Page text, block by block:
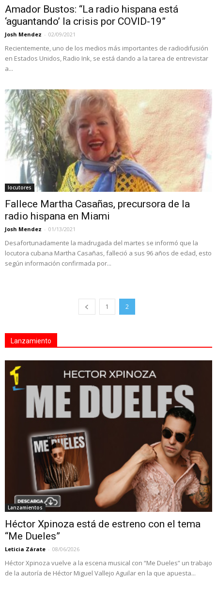
Amador Bustos: “La radio hispana está
‘aguantando’ la crisis por COVID-19”
Josh Mendez - 02/09/2021
Recientemente, uno de los medios más importantes de radiodifusión
en Estados Unidos, Radio Ink, se está dando a la tarea de entrevistar
a...
locutores
Fallece Martha Casañas, precursora de la
radio hispana en Miami
Josh Mendez - 01/13/2021
Desafortunadamente la madrugada del martes se informó que la
locutora cubana Martha Casañas, falleció a sus 96 años de edad, esto
según información confirmada por...
1 2
Lanzamiento
Lanzamientos
Héctor Xpinoza está de estreno con el tema
“Me Dueles”
Leticia Zárate - 08/06/2026
Héctor Xpinoza vuelve a la escena musical con “Me Dueles” un trabajo
de la autoría de Héctor Miguel Vallejo Aguilar en la que apuesta...